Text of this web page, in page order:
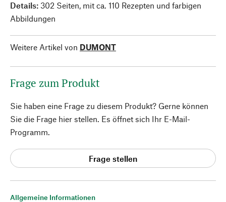
Allgemeine Informationen
Details: 302 Seiten, mit ca. 110 Rezepten und farbigen
Abbildungen
Weitere Artikel von DUMONT
Frage zum Produkt
Sie haben eine Frage zu diesem Produkt? Gerne können
Sie die Frage hier stellen. Es öffnet sich Ihr E-Mail-
Programm.
Frage stellen